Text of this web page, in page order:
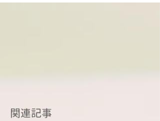
関連記事